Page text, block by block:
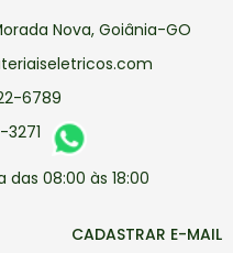
Nova, Goiânia-GO
6789
das 08:00 às 18:00
CADASTRAR E-MAIL